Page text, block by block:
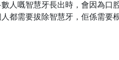
人嘅智慧牙長出時，會因為
都需要拔除智慧牙，佢係需要